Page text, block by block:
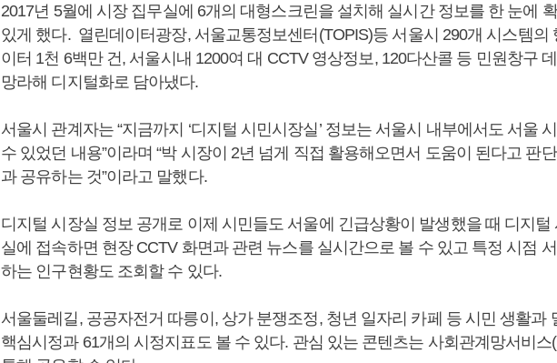
2017년 5월에 시장 집무실에 6개의 대형스크린을 설치해 실시간 정보를 한 눈에
있게 했다. 열린데이터광장, 서울교통정보센터(TOPIS)등 서울시 290개 시스템의
이터 1천 6백만 건, 서울시내 1200여 대 CCTV 영상정보, 120다산콜 등 민원창구
망라해 디지털화로 담아냈다.
서울시 관계자는 “지금까지 ‘디지털 시민시장실’ 정보는 서울시 내부에서도 서울
수 있었던 내용”이라며 “박 시장이 2년 넘게 직접 활용해오면서 도움이 된다고 판
과 공유하는 것”이라고 말했다.
디지털 시장실 정보 공개로 이제 시민들도 서울에 긴급상황이 발생했을 때 디지털
실에 접속하면 현장 CCTV 화면과 관련 뉴스를 실시간으로 볼 수 있고 특정 시점
하는 인구현황도 조회할 수 있다.
서울둘레길, 공공자전거 따릉이, 상가 분쟁조정, 청년 일자리 카페 등 시민 생활과
핵심시정과 61개의 시정지표도 볼 수 있다. 관심 있는 콘텐츠는 사회관계망서비스